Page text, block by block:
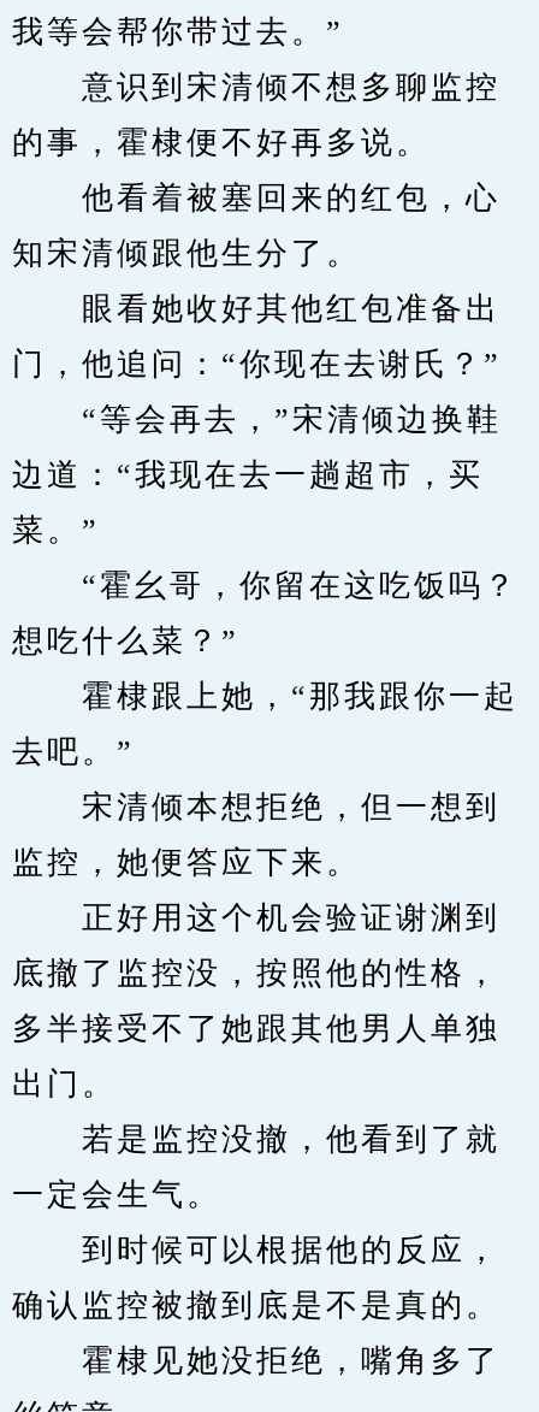
我等会帮你带过去。”
意识到宋清倾不想多聊监控
的事，霍棣便不好再多说。
他看着被塞回来的红包，心
知宋清倾跟他生分了。
眼看她收好其他红包准备出
门，他追问：“你现在去谢氏？”
“等会再去，”宋清倾边换鞋
边道：“我现在去一趟超市，买
菜。”
“霍幺哥，你留在这吃饭吗？
想吃什么菜？”
霍棣跟上她，“那我跟你一起
去吧。”
宋清倾本想拒绝，但一想到
监控，她便答应下来。
正好用这个机会验证谢渊到
底撤了监控没，按照他的性格，
多半接受不了她跟其他男人单独
出门。
若是监控没撤，他看到了就
一定会生气。
到时候可以根据他的反应，
确认监控被撤到底是不是真的。
霍棣见她没拒绝，嘴角多了